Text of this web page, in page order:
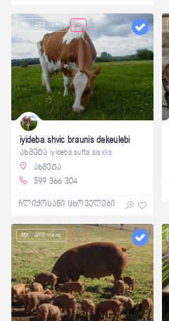
483 views
iyideba shvic braunis dekeulebi
ახმეტა iyideba sufta sisxlis
ახმეტა
599 366 304
ჩლიქოსანი ცხოველები
498 views